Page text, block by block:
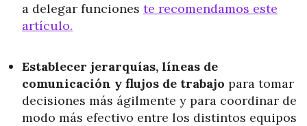
a delegar funciones te recomendamos este
artículo.
Establecer jerarquías, líneas de
comunicación y flujos de trabajo para tomar
decisiones más ágilmente y para coordinar de
modo más efectivo entre los distintos equipos